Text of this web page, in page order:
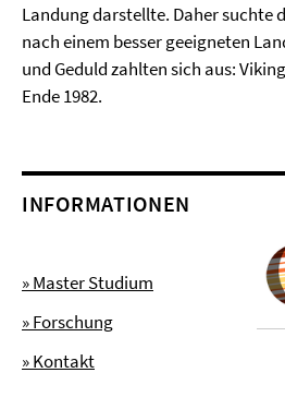
Landung darstellte. Daher suchte
nach einem besser geeigneten
und Geduld zahlten sich aus:
Ende 1982.
INFORMATIONEN
» Master Studium
» Forschung
» Kontakt